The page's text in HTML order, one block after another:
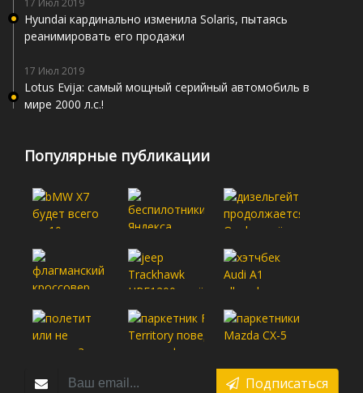
Hyundai кардинально изменила Solaris, пытаясь
реанимировать его продажи
17 Июл 2019
Lotus Evija: самый мощный серийный автомобиль в
мире 2000 л.с.!
Популярные публикации
Подписаться